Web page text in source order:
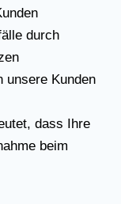
durch
unsere Kunden
dass Ihre
beim